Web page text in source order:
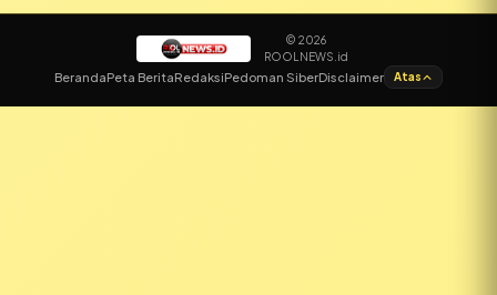
✕
© 2026
ROOLNEWS.id
BerandaPeta BeritaRedaksiPedoman SiberDisclaimer Atas